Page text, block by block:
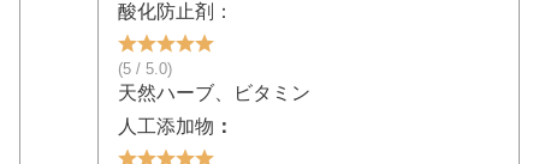
酸化防止剤：
(5 / 5.0)
天然ハーブ、ビタミン
人工添加物 ：